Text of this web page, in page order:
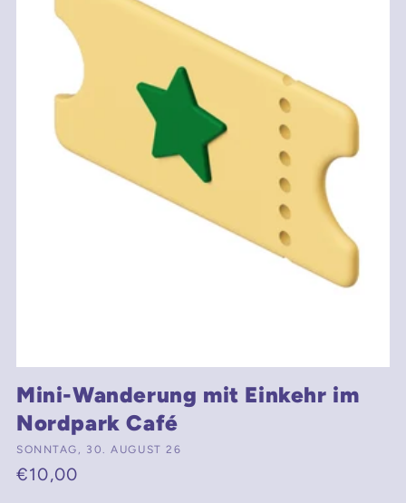
Mini-Wanderung mit Einkehr im
Nordpark Café
Anbieter:
SONNTAG, 30. AUGUST 26
Normaler
€10,00